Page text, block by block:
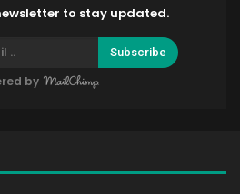
to stay updated.
Subscribe
by